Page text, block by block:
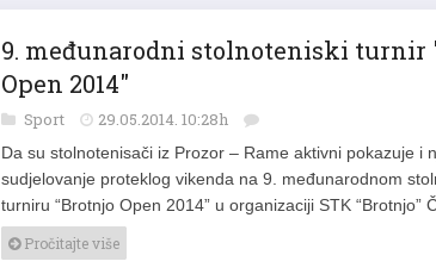
9. međunarodni stolnoteniski turnir
Open 2014"
Sport 29.05.2014. 10:28h
Da su stolnotenisači iz Prozor – Rame aktivni pokazuje i
sudjelovanje proteklog vikenda na 9. međunarodnom
turniru “Brotnjo Open 2014” u organizaciji STK “Brotnjo”
Pročitajte više